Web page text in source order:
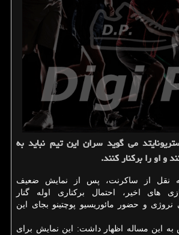
می گوید سران این تیم نباید به
و او را بركنار كنند.
نقل از ساکرنت، پس از نمایش ضعیف
های اخیر، احتمال برکناری اوله گنار
و حضور مائوریسیو پوچتینو بجای این
این مساله اظهار داشت: این نمایش برای